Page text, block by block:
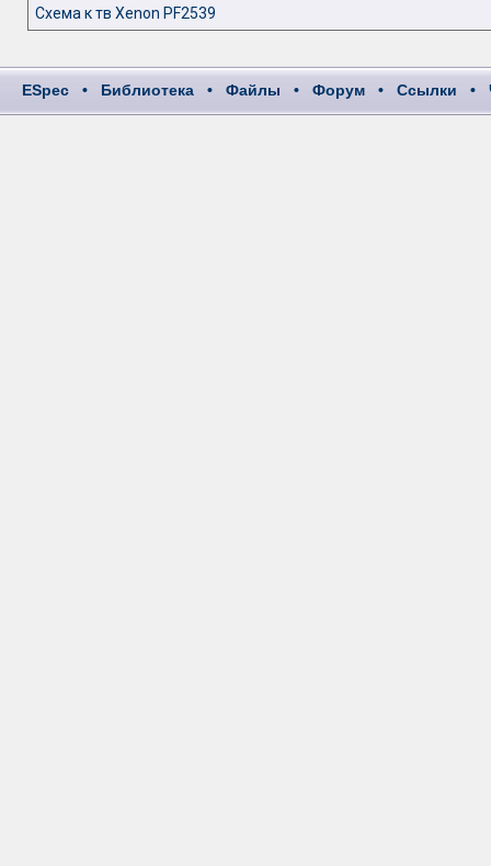
Схема к тв Xenon PF2539
ESpec • Библиотека • Файлы • Форум • Ссылки •